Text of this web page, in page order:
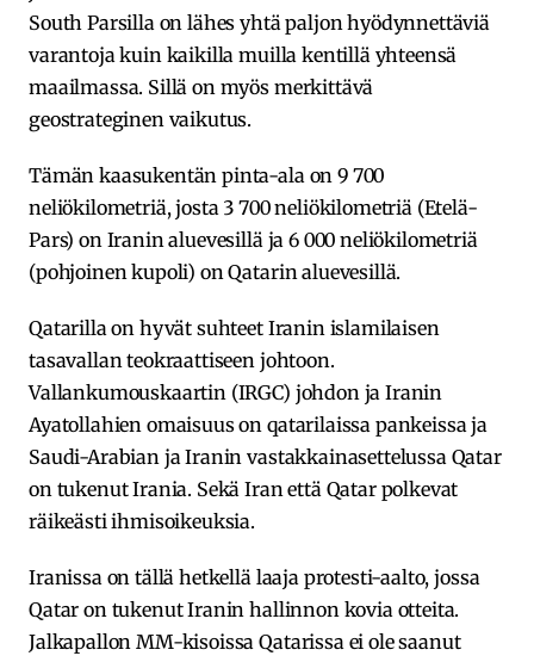
South Parsilla on lähes yhtä paljon hyödynnettäviä
varantoja kuin kaikilla muilla kentillä yhteensä
maailmassa. Sillä on myös merkittävä
geostrateginen vaikutus.
Tämän kaasukentän pinta-ala on 9 700
neliökilometriä, josta 3 700 neliökilometriä (Etelä-
Pars) on Iranin aluevesillä ja 6 000 neliökilometriä
(pohjoinen kupoli) on Qatarin aluevesillä.
Qatarilla on hyvät suhteet Iranin islamilaisen
tasavallan teokraattiseen johtoon.
Vallankumouskaartin (IRGC) johdon ja Iranin
Ayatollahien omaisuus on qatarilaissa pankeissa ja
Saudi-Arabian ja Iranin vastakkainasettelussa Qatar
on tukenut Irania. Sekä Iran että Qatar polkevat
räikeästi ihmisoikeuksia.
Iranissa on tällä hetkellä laaja protesti-aalto, jossa
Qatar on tukenut Iranin hallinnon kovia otteita.
Jalkapallon MM-kisoissa Qatarissa ei ole saanut